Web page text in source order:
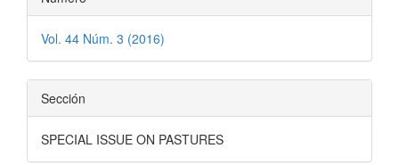
Vol. 44 Núm. 3 (2016)
Sección
SPECIAL ISSUE ON PASTURES